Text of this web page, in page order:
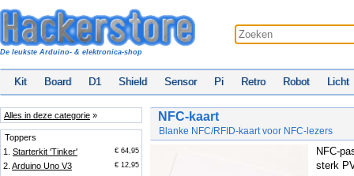
De leukste Arduino- & elektronica-shop
Kit Board D1 Shield Sensor Pi Retro Robot Licht
Alles in deze categorie »
Toppers
1. Starterkit 'Tinker' € 64,95
2. Arduino Uno V3 € 12,95
NFC-kaart
Blanke NFC/RFID-kaart voor NFC-lezers
NFC-
sterk